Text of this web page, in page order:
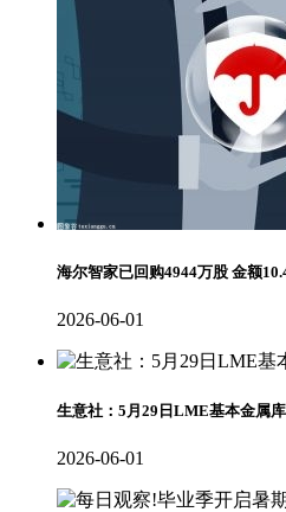
海尔智家已回购4944万股 金额
2026-06-01
生意社：5月29日LME基本金属
2026-06-01